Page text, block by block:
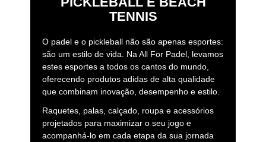
TENNIS
O padel e o pickleball não são apenas esportes:
são um estilo de vida. Na All For Padel, levamos
estes esportes a todos os cantos do mundo,
oferecendo produtos adidas de alta qualidade
que combinam inovação, desempenho e estilo.
Raquetes, palas, calçado, roupa e acessórios
projetados para maximizar o seu jogo e
acompanhá-lo em cada etapa da sua jornada